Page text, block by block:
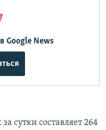
Google News
сутки составляет 264